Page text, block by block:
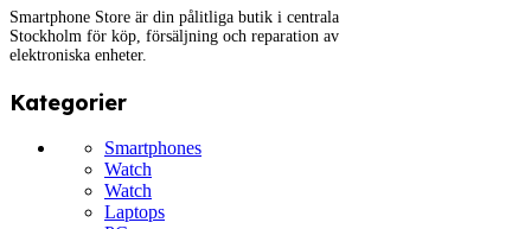
Smartphone Store är din pålitliga butik i centrala
Stockholm för köp, försäljning och reparation av
elektroniska enheter.
Kategorier
Smartphones
Watch
Watch
Laptops